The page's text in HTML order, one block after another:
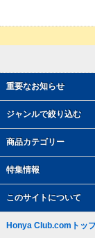
重要なお知らせ
ジャンルで絞り込む
商品カテゴリー
特集情報
このサイトについて
Honya Club.comトッ